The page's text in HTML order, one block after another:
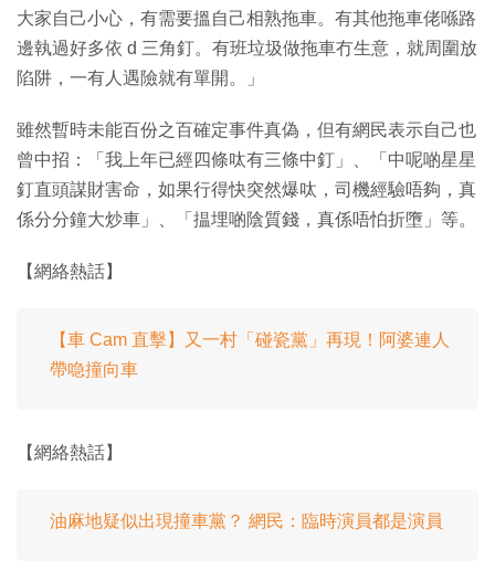
大家自己小心，有需要搵自己相熟拖車。有其他拖車佬喺路
邊執過好多依 d 三角釘。有班垃圾做拖車冇生意，就周圍放
陷阱，一有人遇險就有單開。」
雖然暫時未能百份之百確定事件真偽，但有網民表示自己也
曾中招：「我上年已經四條呔有三條中釘」、「中呢啲星星
釘直頭謀財害命，如果行得快突然爆呔，司機經驗唔夠，真
係分分鐘大炒車」、「揾埋啲陰質錢，真係唔怕折墮」等。
【網絡熱話】
【車 Cam 直擊】又一村「碰瓷黨」再現！阿婆連人
帶喼撞向車
【網絡熱話】
油麻地疑似出現撞車黨？ 網民：臨時演員都是演員